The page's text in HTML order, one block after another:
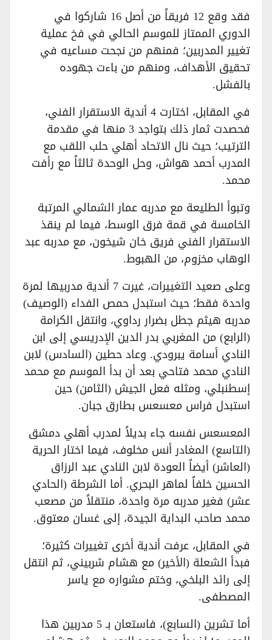
فقد وقع 12 فريقاً من أصل 16 شاركوا في
الدوري الممتاز للموسم الحالي في فخ عملية
تغيير المدربين؛ فمنهم من نجحت مساعيه في
تحقيق الأهداف، ومنهم من باءت جهوده
بالفشل.
في المقابل، اختارت 4 أندية الاستقرار الفني،
فحصدت ثمار ذلك بتواجد 3 منها في مقدمة
الترتيب؛ حيث نال الاتحاد أهلي حلب اللقب مع
المدرب أحمد هواش، وحل الوحدة ثالثاً مع رأفت
محمد.
وتبوأ الطليعة مع مدربه عمار الشمالي المرتبة
الخامسة في قمة فرق الوسط، فيما لم ينقذ
الاستقرار الفني فريق خان شيخون، مع مدربه عبد
الوهاب مخزوم، من الهبوط.
وعلى صعيد التغييرات، غيرت 7 أندية مدربيها لمرة
واحدة فقط؛ حيث استبدل حمص الفداء (الوصيف)
مدربه هيثم جطل بضرار رداوي، وانتقل الكرامة
(الرابع) من المغربي بدر الدين الإدريسي إلى ابن
النادي أسامة يبرودي. وعاد حطين (السادس) لابن
النادي محمد فتاحي بعد أن بدأ الموسم مع محمد
إسطنبلي، ومثله فعل الجيش (الثامن) حين
استبدل فراس معسعس بطارق جبان.
المعسعس نفسه جاء بديلاً لمدرب أهلي دمشق
(التاسع) المغادر أنس مخلوف، فيما اختار الحرية
(العاشر) أيضاً العودة لابن النادي عبد الرزاق
الحسين خلفاً لماهر البحري. أما الشرطة (الحادي
عشر) فغير مدربه مرة واحدة، منتقلاً من مصعب
محمد صاحب البداية الجيدة، إلى غسان معتوق.
في المقابل، عرفت أندية أخرى تغييرات كثيرة؛
فبدأ الشعلة (الأخير) مع هشام شربيني، ثم انتقل
إلى رائد البلخي، وختم مشواره مع ياسر
المصطفى.
أما تشرين (السابع)، فاستعان بـ 5 مدربين هذا